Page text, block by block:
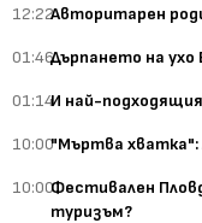
12:22Авторитарен
01:46Дърпането на
01:14И най-
10:00"Мъртва хватка":
10:00Фестивален
туризъм?